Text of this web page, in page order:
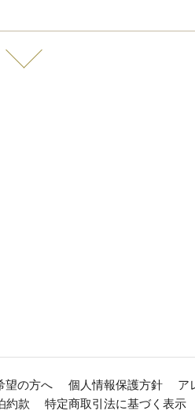
望の方へ 個人情報保護方針 ア
約款 特定商取引法に基づく表示